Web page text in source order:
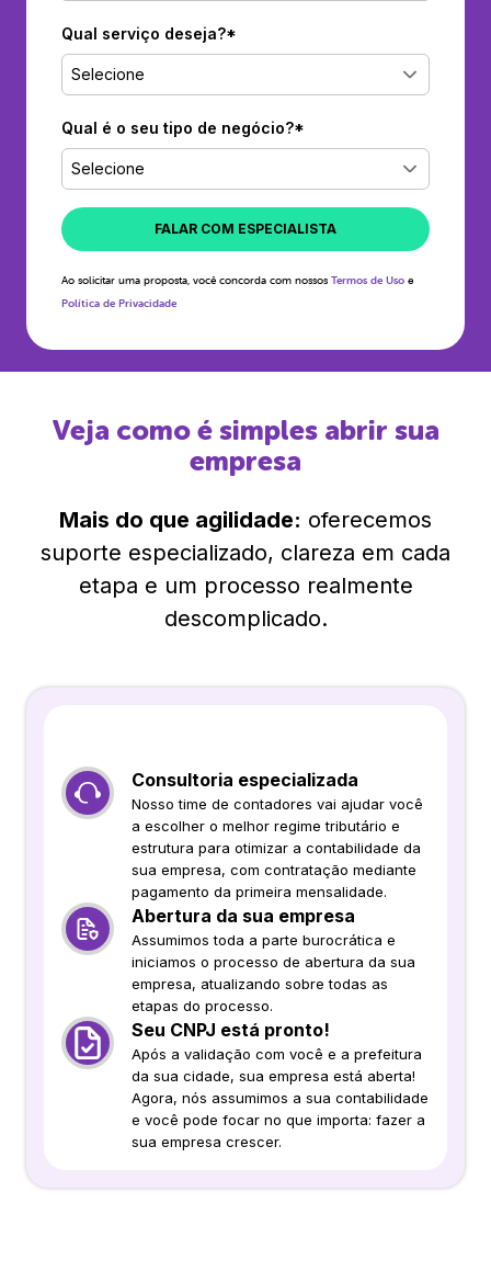
Qual serviço deseja?*
Selecione
Qual é o seu tipo de negócio?*
Selecione
FALAR COM ESPECIALISTA
Ao solicitar uma proposta, você concorda com nossos Termos de Uso e
Política de Privacidade
Veja como é simples abrir sua
empresa
Mais do que agilidade: oferecemos
suporte especializado, clareza em cada
etapa e um processo realmente
descomplicado.
Consultoria especializada
Nosso time de contadores vai ajudar você
a escolher o melhor regime tributário e
estrutura para otimizar a contabilidade da
sua empresa, com contratação mediante
pagamento da primeira mensalidade.
Abertura da sua empresa
Assumimos toda a parte burocrática e
iniciamos o processo de abertura da sua
empresa, atualizando sobre todas as
etapas do processo.
Seu CNPJ está pronto!
Após a validação com você e a prefeitura
da sua cidade, sua empresa está aberta!
Agora, nós assumimos a sua contabilidade
e você pode focar no que importa: fazer a
sua empresa crescer.